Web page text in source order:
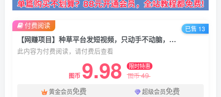
【网赚项目】种草平台发短视频，只动手不动脑，每天发发视频，日入500+
此内容为付费阅读，请付费后查看
图币 9.98 限时特惠
图币49
黄金会员免费 超级会员免费
付费阅读 已售 13